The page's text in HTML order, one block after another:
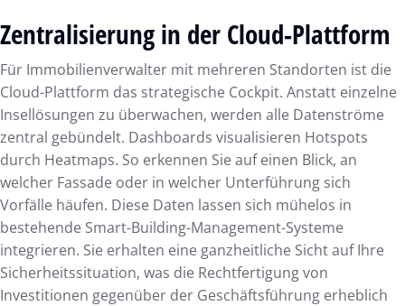
Zentralisierung in der Cloud-Plattform
Für Immobilienverwalter mit mehreren Standorten ist die
Cloud-Plattform das strategische Cockpit. Anstatt einzelne
Insellösungen zu überwachen, werden alle Datenströme
zentral gebündelt. Dashboards visualisieren Hotspots
durch Heatmaps. So erkennen Sie auf einen Blick, an
welcher Fassade oder in welcher Unterführung sich
Vorfälle häufen. Diese Daten lassen sich mühelos in
bestehende Smart-Building-Management-Systeme
integrieren. Sie erhalten eine ganzheitliche Sicht auf Ihre
Sicherheitssituation, was die Rechtfertigung von
Investitionen gegenüber der Geschäftsführung erheblich